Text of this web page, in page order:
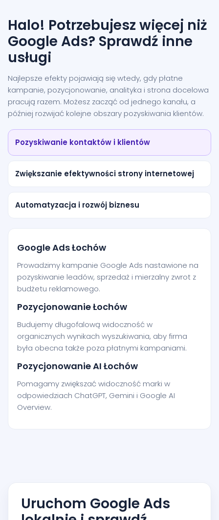
Halo! Potrzebujesz więcej niż
Google Ads? Sprawdź inne
usługi
Najlepsze efekty pojawiają się wtedy, gdy płatne
kampanie, pozycjonowanie, analityka i strona docelowa
pracują razem. Możesz zacząć od jednego kanału, a
później rozwijać kolejne obszary pozyskiwania klientów.
Pozyskiwanie kontaktów i klientów
Zwiększanie efektywności strony internetowej
Automatyzacja i rozwój biznesu
Google Ads Łochów
Prowadzimy kampanie Google Ads nastawione na
pozyskiwanie leadów, sprzedaż i mierzalny zwrot z
budżetu reklamowego.
Pozycjonowanie Łochów
Budujemy długofalową widoczność w
organicznych wynikach wyszukiwania, aby firma
była obecna także poza płatnymi kampaniami.
Pozycjonowanie AI Łochów
Pomagamy zwiększać widoczność marki w
odpowiedziach ChatGPT, Gemini i Google AI
Overview.
Uruchom Google Ads